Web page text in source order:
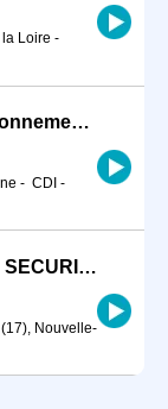
Loire -
Responsable Qualité Sécurité Environnement -QSE- en industrie (H/F)
- CDI -
CHARGE(E) DE QUALITE HYGIENE SECURITE ENVIRONNEMENT H/F
Nouvelle-